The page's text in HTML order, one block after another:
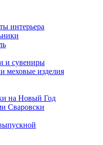
интерьера
и сувениры
меховые изделия
на Новый Год
Сваровски